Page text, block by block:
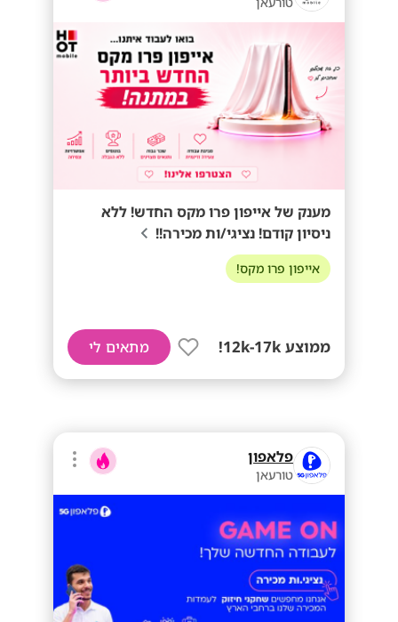
מענק של אייפון פרו מקס החדש! ללא
ניסיון קודם! נציגי/ות מכירה!!
אייפון פרו מקס!
ממוצע 12k-17k! מתאים לי
פלאפון
טורעאן